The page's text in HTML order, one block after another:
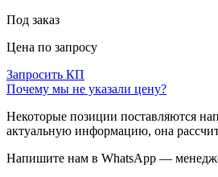
Под заказ
Цена по запросу
Запросить КП
Почему мы не указали цену?
Некоторые позиции поставляются
актуальную информацию, она
Напишите нам в WhatsApp —